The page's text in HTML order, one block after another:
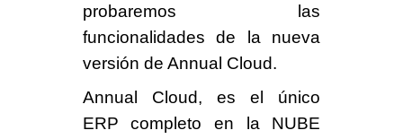
probaremos las
funcionalidades de la nueva
versión de Annual Cloud.
Annual Cloud, es el único
ERP completo en la NUBE